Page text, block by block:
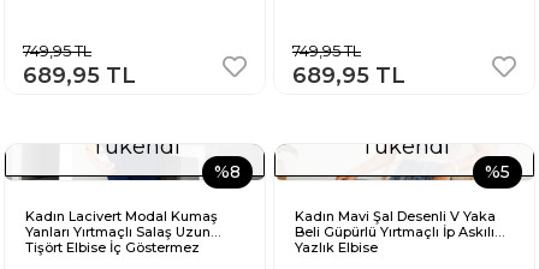
749,95 TL
689,95 TL
749,95 TL
689,95 TL
%8
Tükendi
Kadın Lacivert Modal Kumaş
Yanları Yırtmaçlı Salaş Uzun
Tişört Elbise İç Göstermez
%5
Tükendi
Kadın Mavi Şal Desenli V Yaka
Beli Güpürlü Yırtmaçlı İp Askılı
Yazlık Elbise